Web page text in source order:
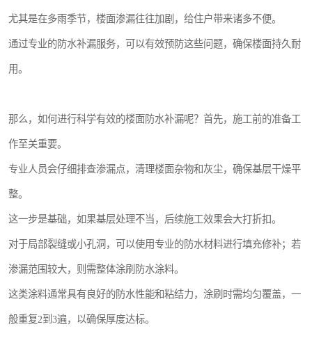
尤其是在多雨季节，楼面渗漏往往加剧，给住户带来诸多不便。
通过专业的防水补漏服务，可以有效预防这些问题，确保楼面持久耐
用。
那么，如何进行科学有效的楼面防水补漏呢？首先，施工前的准备工
作至关重要。
专业人员会仔细排查渗漏点，清理楼面杂物和灰尘，确保基层干燥平
整。
这一步是基础，如果基层处理不当，后续施工效果会大打折扣。
对于局部裂缝或小孔洞，可以使用专业的防水材料进行填充修补；若
渗漏范围较大，则需整体涂刷防水涂料。
这类涂料通常具有良好的防水性能和粘结力，涂刷时需均匀覆盖，一
般重复2到3遍，以确保厚度达标。